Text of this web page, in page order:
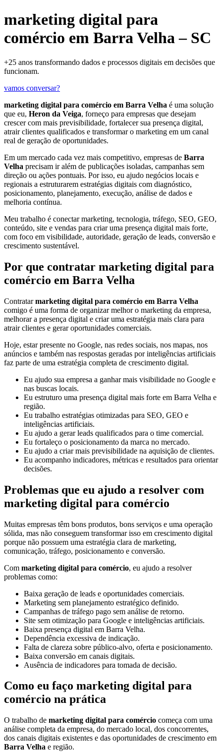
marketing digital para
comércio em Barra Velha – SC
+25 anos transformando dados e processos digitais em decisões que
funcionam.
vamos conversar?
marketing digital para comércio em Barra Velha é uma solução
que eu, Heron da Veiga, forneço para empresas que desejam
crescer com mais previsibilidade, fortalecer sua presença digital,
atrair clientes qualificados e transformar o marketing em um canal
real de geração de oportunidades.
Em um mercado cada vez mais competitivo, empresas de Barra
Velha precisam ir além de publicações isoladas, campanhas sem
direção ou ações pontuais. Por isso, eu ajudo negócios locais e
regionais a estruturarem estratégias digitais com diagnóstico,
posicionamento, planejamento, execução, análise de dados e
melhoria contínua.
Meu trabalho é conectar marketing, tecnologia, tráfego, SEO, GEO,
conteúdo, site e vendas para criar uma presença digital mais forte,
com foco em visibilidade, autoridade, geração de leads, conversão e
crescimento sustentável.
Por que contratar marketing digital para
comércio em Barra Velha
Contratarmarketing digital para comércio em Barra Velha
comigo é uma forma de organizar melhor o marketing da empresa,
melhorar a presença digital e criar uma estratégia mais clara para
atrair clientes e gerar oportunidades comerciais.
Hoje, estar presente no Google, nas redes sociais, nos mapas, nos
anúncios e também nas respostas geradas por inteligências artificiais
faz parte de uma estratégia completa de crescimento digital.
Eu ajudo sua empresa a ganhar mais visibilidade no Google e
nas buscas locais.
Eu estruturo uma presença digital mais forte em Barra Velha e
região.
Eu trabalho estratégias otimizadas para SEO, GEO e
inteligências artificiais.
Eu ajudo a gerar leads qualificados para o time comercial.
Eu fortaleço o posicionamento da marca no mercado.
Eu ajudo a criar mais previsibilidade na aquisição de clientes.
Eu acompanho indicadores, métricas e resultados para orientar
decisões.
Problemas que eu ajudo a resolver com
marketing digital para comércio
Muitas empresas têm bons produtos, bons serviços e uma operação
sólida, mas não conseguem transformar isso em crescimento digital
porque não possuem uma estratégia clara de marketing,
comunicação, tráfego, posicionamento e conversão.
Com marketing digital para comércio, eu ajudo a resolver
problemas como:
Baixa geração de leads e oportunidades comerciais.
Marketing sem planejamento estratégico definido.
Campanhas de tráfego pago sem análise de retorno.
Site sem otimização para Google e inteligências artificiais.
Baixa presença digital em Barra Velha.
Dependência excessiva de indicação.
Falta de clareza sobre público-alvo, oferta e posicionamento.
Baixa conversão em canais digitais.
Ausência de indicadores para tomada de decisão.
Como eu faço marketing digital para
comércio na prática
O trabalho de marketing digital para comércio começa com uma
análise completa da empresa, do mercado local, dos concorrentes,
dos canais digitais existentes e das oportunidades de crescimento em
Barra Velha e região.